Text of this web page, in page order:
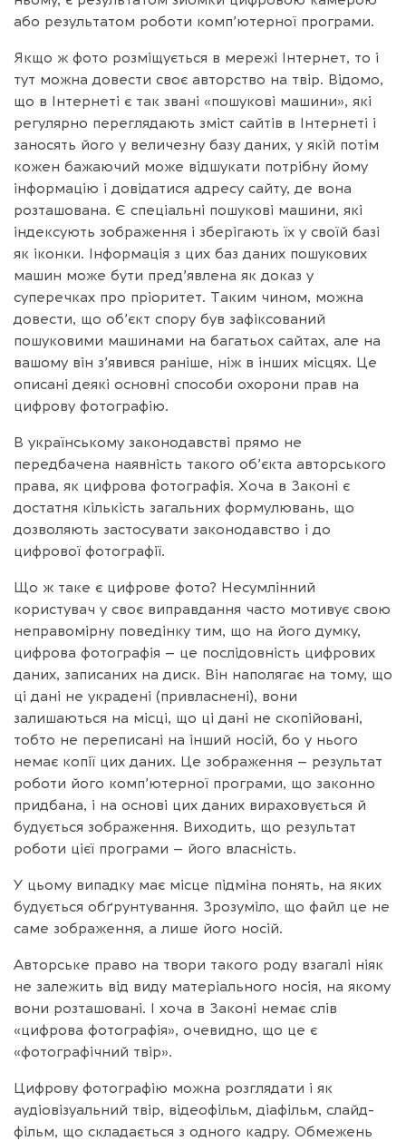
або результатом роботи комп’ютерної програми.
Якщо ж фото розміщується в мережі Інтернет, то і
тут можна довести своє авторство на твір. Відомо,
що в Інтернеті є так звані «пошукові машини», які
регулярно переглядають зміст сайтів в Інтернеті і
заносять його у величезну базу даних, у якій потім
кожен бажаючий може відшукати потрібну йому
інформацію і довідатися адресу сайту, де вона
розташована. Є спеціальні пошукові машини, які
індексують зображення і зберігають їх у своїй базі
як іконки. Інформація з цих баз даних пошукових
машин може бути пред’явлена як доказ у
суперечках про пріоритет. Таким чином, можна
довести, що об’єкт спору був зафіксований
пошуковими машинами на багатьох сайтах, але на
вашому він з’явився раніше, ніж в інших місцях. Це
описані деякі основні способи охорони прав на
цифрову фотографію.
В українському законодавстві прямо не
передбачена наявність такого об’єкта авторського
права, як цифрова фотографія. Хоча в Законі є
достатня кількість загальних формулювань, що
дозволяють застосувати законодавство і до
цифрової фотографії.
Що ж таке є цифрове фото? Несумлінний
користувач у своє виправдання часто мотивує свою
неправомірну поведінку тим, що на його думку,
цифрова фотографія – це послідовність цифрових
даних, записаних на диск. Він наполягає на тому, що
ці дані не украдені (привласнені), вони
залишаються на місці, що ці дані не скопійовані,
тобто не переписані на інший носій, бо у нього
немає копії цих даних. Це зображення – результат
роботи його комп’ютерної програми, що законно
придбана, і на основі цих даних вираховується й
будується зображення. Виходить, що результат
роботи цієї програми – його власність.
У цьому випадку має місце підміна понять, на яких
будується обґрунтування. Зрозуміло, що файл це не
саме зображення, а лише його носій.
Авторське право на твори такого роду взагалі ніяк
не залежить від виду матеріального носія, на якому
вони розташовані. І хоча в Законі немає слів
«цифрова фотографія», очевидно, що це є
«фотографічний твір».
Цифрову фотографію можна розглядати і як
аудіовізуальний твір, відеофільм, діафільм, слайд-
фільм, що складається з одного кадру. Обмежень